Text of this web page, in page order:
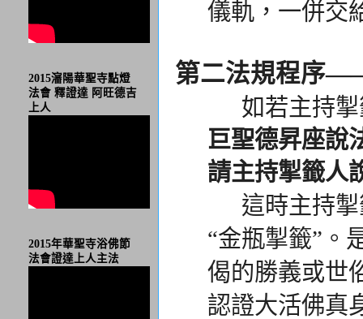
儀軌， 一併交
第二法規程序
如若主持掣
巨聖德昇座說
請主持掣籤人
這時主持掣
“金瓶掣籤”。
偈的勝義或世
認證大活佛真
2015瀋陽華聖寺點燈
法會 釋證達 阿旺德吉
上人
2015年華聖寺浴佛節
法會證達上人主法